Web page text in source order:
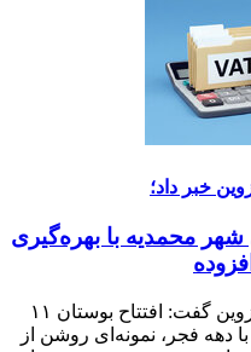
خبر داد؛
۱۱ هکتاری شهر محمدیه با بهره‌گیری
مدیرکل امور مالیاتی استان قزوین گفت: افتتاح بوستان ۱۱
دهه فجر، نمونه‌ای روشن از